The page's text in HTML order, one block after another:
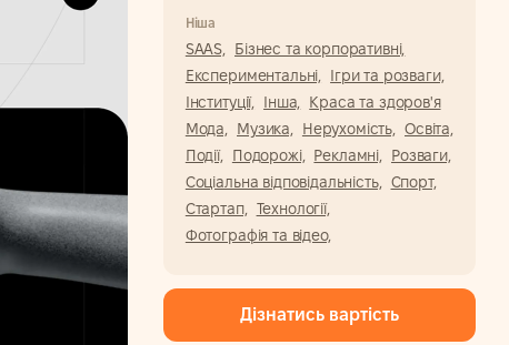
Ніша
SAAS,
Бізнес та корпоративні,
Експериментальні,
Ігри та розваги,
Інституції,
Інша,
Краса та здоров'я
Мода,
Музика, Нерухомість,
Освіта,
Події,
Подорожі, Рекламні,
Розваги,
Соціальна відповідальність,
Спорт,
Стартап,
Технології,
Фотографія та відео,
Дізнатись вартість